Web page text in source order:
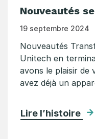
Nouveautés
19 septembre 2024
Nouveautés
Unitech en
avons le plaisir de
avez déjà un
Lire l’histoire